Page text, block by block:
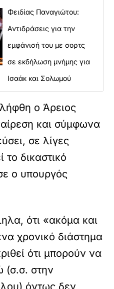
Φειδίας Παναγιώτου:
Αντιδράσεις για την
εμφάνισή του με σορτς
σε εκδήλωση μνήμης για
Ισαάκ και Σολωμού
ο Άρειος
και σύμφωνα
σε λίγες
δικαστικό
ο υπουργός
ότι «ακόμα και
χρονικό διάστημα
ότι μπορούν να
(σ.σ. στην
όντως δεν